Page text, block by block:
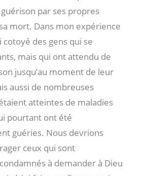
par ses propres
mort. Dans mon expérience
cotoyé des gens qui se
mais qui ont attendu de
jusqu’au moment de leur
aussi de nombreuses
atteintes de maladies
pourtant ont été
guéries. Nous devrions
ceux qui sont
à demander à Dieu